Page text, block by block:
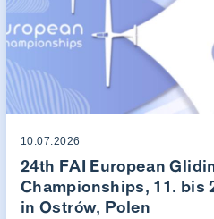
10.07.2026
24th FAI European
Championships, 11. bis
in Ostrów, Polen